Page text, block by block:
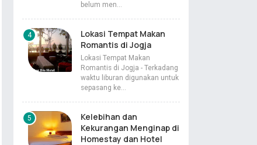
belum men…
Lokasi Tempat Makan
Romantis di Jogja
Lokasi Tempat Makan
Romantis di Jogja - Terkadang
waktu liburan digunakan untuk
sepasang ke…
Kelebihan dan
Kekurangan Menginap di
Homestay dan Hotel